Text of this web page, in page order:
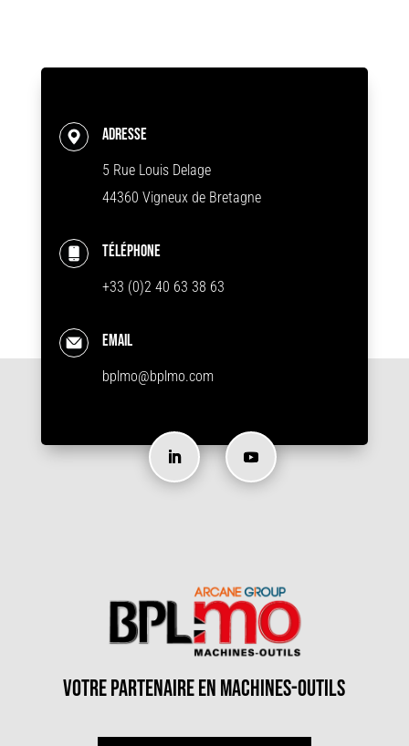
Adresse
5 Rue Louis Delage
44360 Vigneux de Bretagne
Téléphone
+33 (0)2 40 63 38 63
Email
bplmo@bplmo.com
votre partenaire en machines-outils